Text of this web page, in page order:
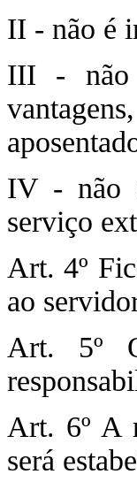
II - não é
III - não
IV - não
serviço
Art. 4º
ao
Art. 5º
Art. 6º A
será